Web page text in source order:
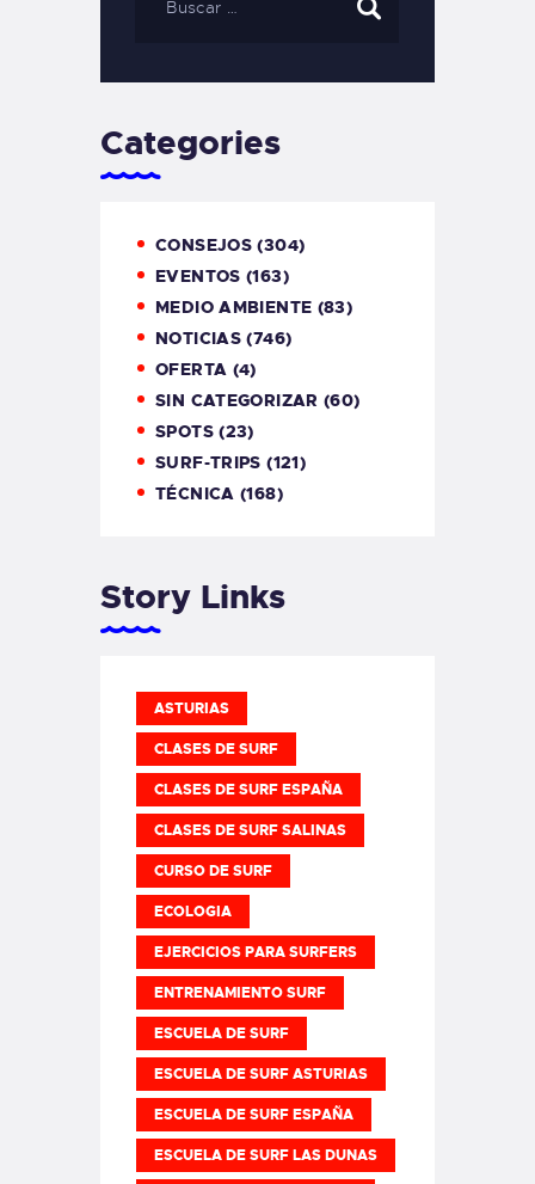
Categories
CONSEJOS (304)
EVENTOS (163)
MEDIO AMBIENTE (83)
NOTICIAS (746)
OFERTA (4)
SIN CATEGORIZAR (60)
SPOTS(23)
SURF-TRIPS (121)
TÉCNICA (168)
Story Links
ASTURIAS
CLASES DE SURF
CLASES DE SURF ESPAÑA
CLASES DE SURF SALINAS
CURSO DE SURF
ECOLOGIA
EJERCICIOS PARA SURFERS
ENTRENAMIENTO SURF
ESCUELA DE SURF
ESCUELA DE SURF ASTURIAS
ESCUELA DE SURF ESPAÑA
ESCUELA DE SURF LAS DUNAS